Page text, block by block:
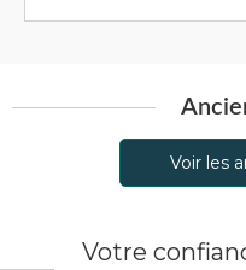
Voir les
Votre